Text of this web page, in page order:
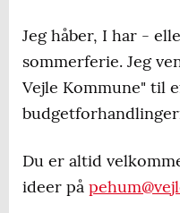
Jeg håber, I har -
sommerferie. Jeg
Vejle Kommune" til
Du er altid
ideer på